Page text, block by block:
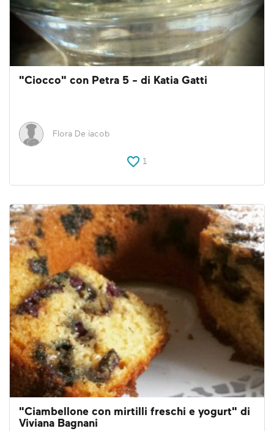
"Ciocco" con Petra 5 - di Katia Gatti
Flora De iacob
1
"Ciambellone con mirtilli freschi e yogurt" di
Viviana Bagnani